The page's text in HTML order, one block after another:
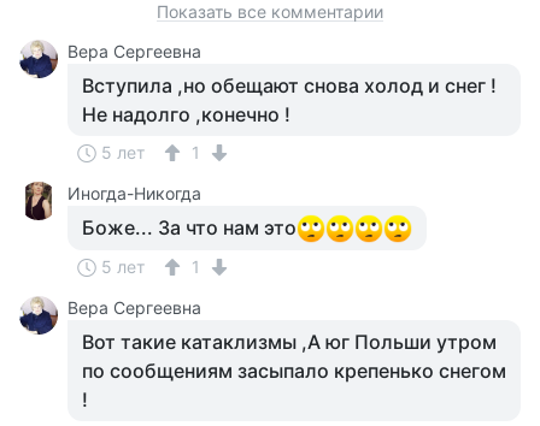
Показать все комментарии
Вера Сергеевна
Вступила ,но обещают снова холод и снег !
Не надолго ,конечно !
5 лет
1
Иногда-Никогда
Боже... За что нам это
5 лет
1
Вера Сергеевна
Вот такие катаклизмы ,А юг Польши утром
по сообщениям засыпало крепенько снегом
!